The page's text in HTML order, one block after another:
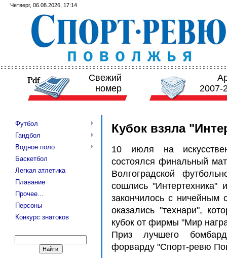
Четверг, 06.08.2026, 17:14
Свежий
номер
2007-
Футбол
Гандбол
Водное поло
Баскетбол
Легкая атлетика
Плавание
Прочее...
Персоны
Конкурс знатоков
Кубок взяла
10 июля на
состоялся финальный
Волгоградской
сошлись "Интертехника"
закончилось с ничейным
оказались "технари",
кубок от фирмы "Мир
Приз лучшего
форварду "Спорт-ревю